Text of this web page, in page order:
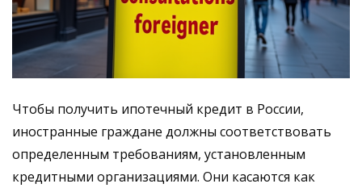
Чтобы получить ипотечный кредит в России,
иностранные граждане должны соответствовать
определенным требованиям, установленным
кредитными организациями. Они касаются как